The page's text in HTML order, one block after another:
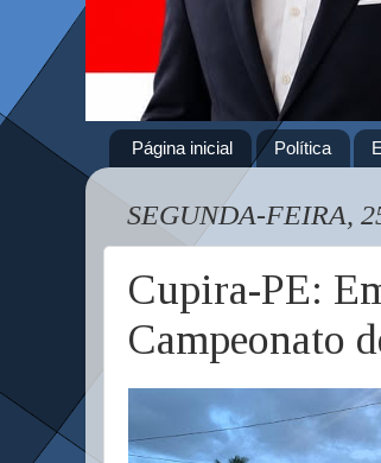
Página inicial Política
SEGUNDA-FEIRA,
Cupira-PE:
Campeonato